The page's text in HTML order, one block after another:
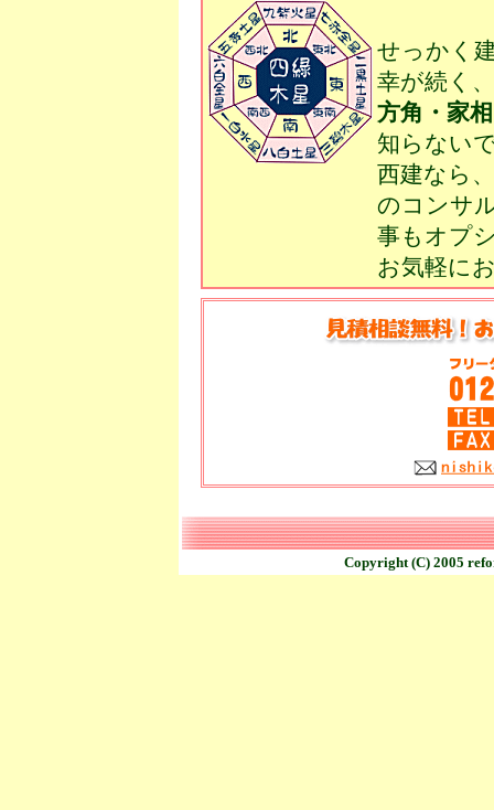
せっかく
幸が続く
方角・家相
知らない
西建なら
のコンサ
事もオプ
お気軽に
Copyright (C) 2005